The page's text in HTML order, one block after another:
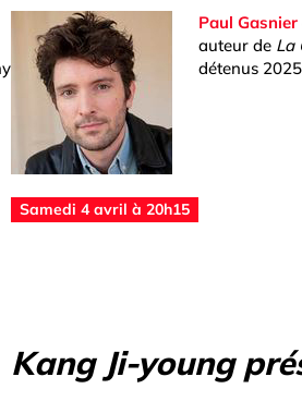
Paul Gasnier
auteur de La
détenus
Samedi 4 avril à 20h15
Kang Ji-young